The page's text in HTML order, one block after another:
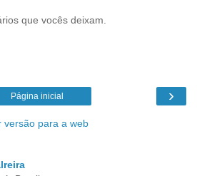
que vocês deixam.
›
Página inicial
versão para a web